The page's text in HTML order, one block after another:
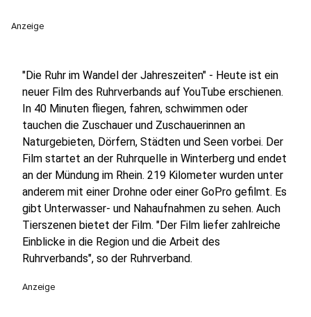
Anzeige
"Die Ruhr im Wandel der Jahreszeiten" - Heute ist ein
neuer Film des Ruhrverbands auf YouTube erschienen.
In 40 Minuten fliegen, fahren, schwimmen oder
tauchen die Zuschauer und Zuschauerinnen an
Naturgebieten, Dörfern, Städten und Seen vorbei. Der
Film startet an der Ruhrquelle in Winterberg und endet
an der Mündung im Rhein. 219 Kilometer wurden unter
anderem mit einer Drohne oder einer GoPro gefilmt. Es
gibt Unterwasser- und Nahaufnahmen zu sehen. Auch
Tierszenen bietet der Film. "Der Film liefer zahlreiche
Einblicke in die Region und die Arbeit des
Ruhrverbands", so der Ruhrverband.
Anzeige